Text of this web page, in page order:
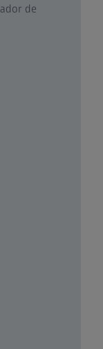
de